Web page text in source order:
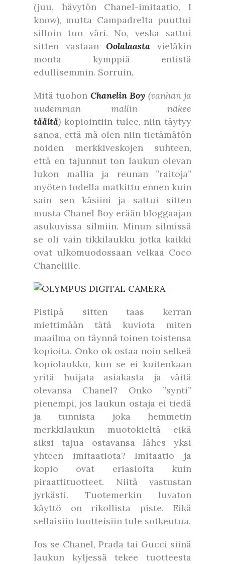
(juu, hävytön Chanel-imitaatio, I
know), mutta Campadrelta puuttui
silloin tuo väri. No, veska sattui
sitten vastaan Oolalaasta vieläkin
monta kymppiä entistä
edullisemmin. Sorruin.
Mitä tuohon Chanelin Boy (vanhan ja
uudemman mallin näkee
täältä) kopiointiin tulee, niin täytyy
sanoa, että mä olen niin tietämätön
noiden merkkiveskojen suhteen,
että en tajunnut ton laukun olevan
lukon mallia ja reunan ”raitoja”
myöten todella matkittu ennen kuin
sain sen käsiini ja sattui sitten
musta Chanel Boy erään bloggaajan
asukuvissa silmiin. Minun silmissä
se oli vain tikkilaukku jotka kaikki
ovat ulkomuodossaan velkaa Coco
Chanelille.
Pistipä sitten taas kerran
miettimään tätä kuviota miten
maailma on täynnä toinen toistensa
kopioita. Onko ok ostaa noin selkeä
kopiolaukku, kun se ei kuitenkaan
yritä huijata asiakasta ja väitä
olevansa Chanel? Onko ”synti”
pienempi, jos laukun ostaja ei tiedä
ja tunnista joka hemmetin
merkkilaukun muotokieltä eikä
siksi tajua ostavansa lähes yksi
yhteen imitaatiota? Imitaatio ja
kopio ovat eriasioita kuin
piraattituotteet. Niitä vastustan
jyrkästi. Tuotemerkin luvaton
käyttö on rikollista piste. Eikä
sellaisiin tuotteisiin tule sotkeutua.
Jos se Chanel, Prada tai Gucci siinä
laukun kyljessä tekee tuotteesta